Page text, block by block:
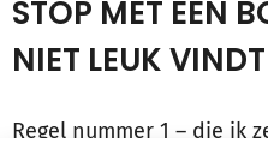
STOP MET EEN
NIET LEUK VINDT
Regel nummer 1 – die ik